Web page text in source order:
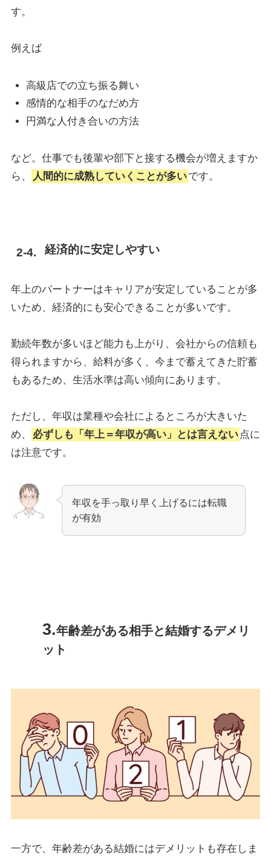
す。
例えば
高級店での立ち振る舞い
感情的な相手のなだめ方
円満な人付き合いの方法
など。仕事でも後輩や部下と接する機会が増えますか
ら、
人間的に成熟していくことが多いです。
経済的に安定しやすい
年上のパートナーはキャリアが安定していることが多
いため、経済的にも安心できることが多いです。
勤続年数が多いほど能力も上がり、会社からの信頼も
得られますから、給料が多く、今まで蓄えてきた貯蓄
もあるため、生活水準は高い傾向にあります。
ただし、年収は業種や会社によるところが大きいた
め、
必ずしも「年上＝年収が高い」とは言えない 点に
は注意です。
年収を手っ取り早く上げるには転職
が有効
年齢差がある相手と結婚するデメリ
ット
一方で、年齢差がある結婚にはデメリットも存在しま